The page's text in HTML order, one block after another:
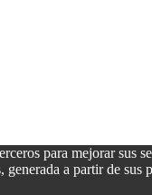
para mejorar sus
a partir de